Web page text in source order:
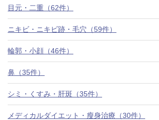
クリニックについて
料金一覧
施術症例
初めての方へ
目元・二重（62件）
ニキビ・ニキビ跡・毛穴（59件）
輪郭・小顔（46件）
鼻（35件）
シミ・くすみ・肝斑（35件）
メディカルダイエット・瘦身治療（30件）